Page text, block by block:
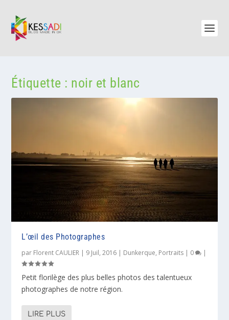
Étiquette : noir et blanc
L’œil des Photographes
par Florent CAULIER | 9 Juil, 2016 | Dunkerque, Portraits | 0 |
Petit florilège des plus belles photos des talentueux
photographes de notre région.
LIRE PLUS